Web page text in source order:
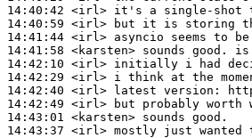
14:40:42 <irl>
14:40:59 <irl>
14:41:44 <irl>
14:41:58 <karsten>
14:42:10 <irl>
14:42:29 <irl>
14:42:40 <irl>
14:42:49 <irl>
14:43:01 <karsten>
14:43:37 <irl>